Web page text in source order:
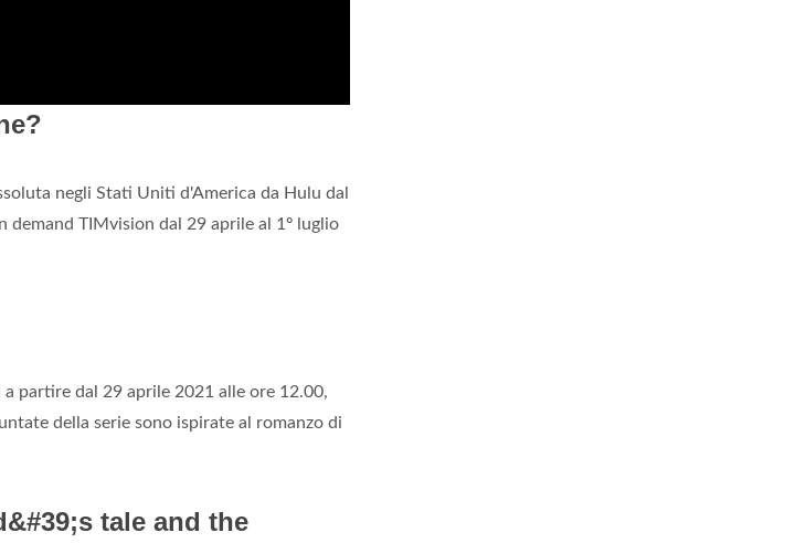
negli Stati Uniti d'America da Hulu dal
TIMvision dal 29 aprile al 1º luglio
partire dal 29 aprile 2021 alle ore 12.00,
della serie sono ispirate al romanzo di
tale and the